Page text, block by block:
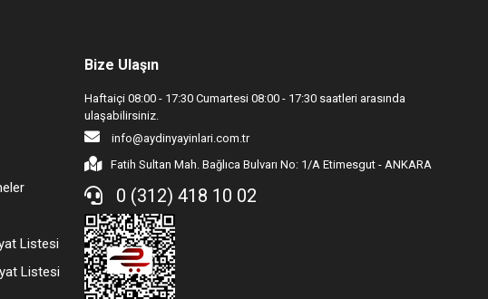
Listesi
Listesi
Bize Ulaşın
Haftaiçi 08:00 - 17:30 Cumartesi 08:00 - 17:30 saatleri arasında
ulaşabilirsiniz.
info@aydinyayinlari.com.tr
Fatih Sultan Mah. Bağlıca Bulvarı No: 1/A Etimesgut - ANKARA
0 (312) 418 10 02